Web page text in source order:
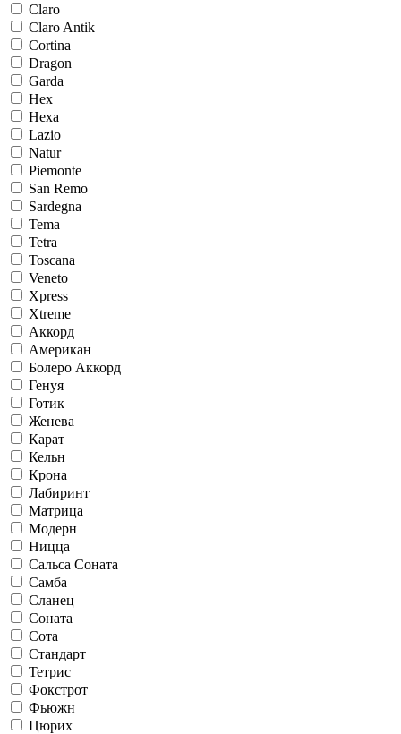
Claro
Claro Antik
Cortina
Dragon
Garda
Hex
Hexa
Lazio
Natur
Piemonte
San Remo
Sardegna
Tema
Tetra
Toscana
Veneto
Xpress
Xtreme
Аккорд
Американ
Болеро Аккорд
Генуя
Готик
Женева
Карат
Кельн
Крона
Лабиринт
Матрица
Модерн
Ницца
Сальса Соната
Самба
Сланец
Соната
Сота
Стандарт
Тетрис
Фокстрот
Фьюжн
Цюрих